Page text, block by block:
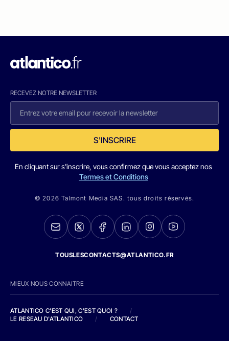
RECEVEZ NOTRE NEWSLETTER
S'INSCRIRE
En cliquant sur s'inscrire, vous confirmez que vous acceptez nos
Termes et Conditions
© 2026 Talmont Media SAS. tous droits réservés.
TOUSLESCONTACTS@ATLANTICO.FR
MIEUX NOUS CONNAITRE
ATLANTICO C'EST QUI, C'EST QUOI ?
/
LE RESEAU D'ATLANTICO
/ CONTACT